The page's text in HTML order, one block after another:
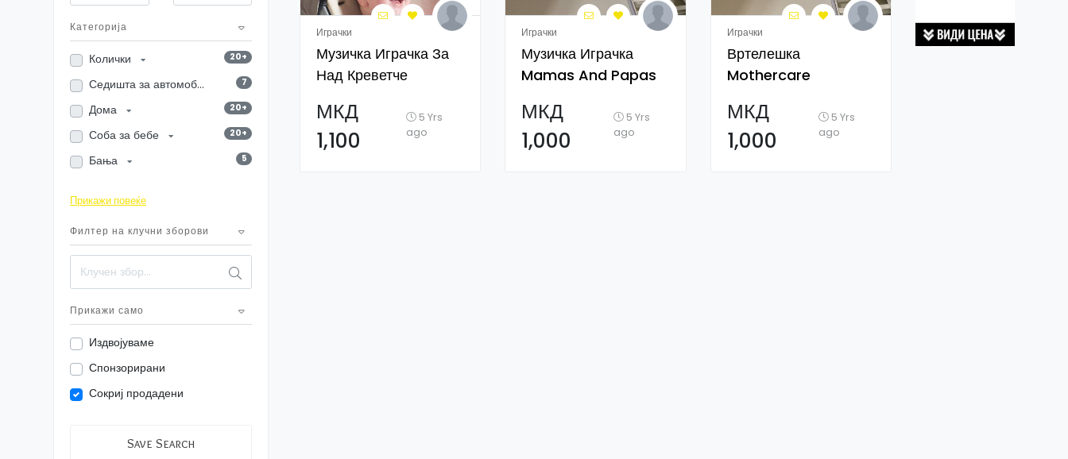
Категорија
Колички 20+
Седишта за автомобил 7
Дома 20+
Соба за бебе 20+
Бања 5
Облека 50+
Прикажи повеќе
Филтер на клучни зборови
Прикажи само
Издвојуваме
Спонзорирани
Сокриј продадени
Save Search
Играчки
Музичка Играчка За
Над Креветче
МКД
1,100
5 Yrs
ago
Играчки
Музичка Играчка
Mamas And Papas
МКД
1,000
5 Yrs
ago
Играчки
Вртелешка
Mothercare
МКД
1,000
5 Yrs
ago